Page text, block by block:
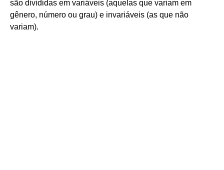
são divididas em variáveis (aquelas que variam em
gênero, número ou grau) e invariáveis (as que não
variam).